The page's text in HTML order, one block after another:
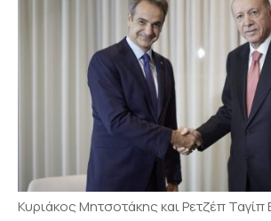
Κυριάκος Μητσοτάκης και Ρετζέπ Ταγίπ